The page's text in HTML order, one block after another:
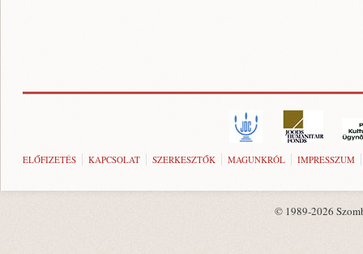
ELŐFIZETÉS KAPCSOLAT SZERKESZTŐK MAGUNKRÓL IMPRESSZUM
© 1989-2026